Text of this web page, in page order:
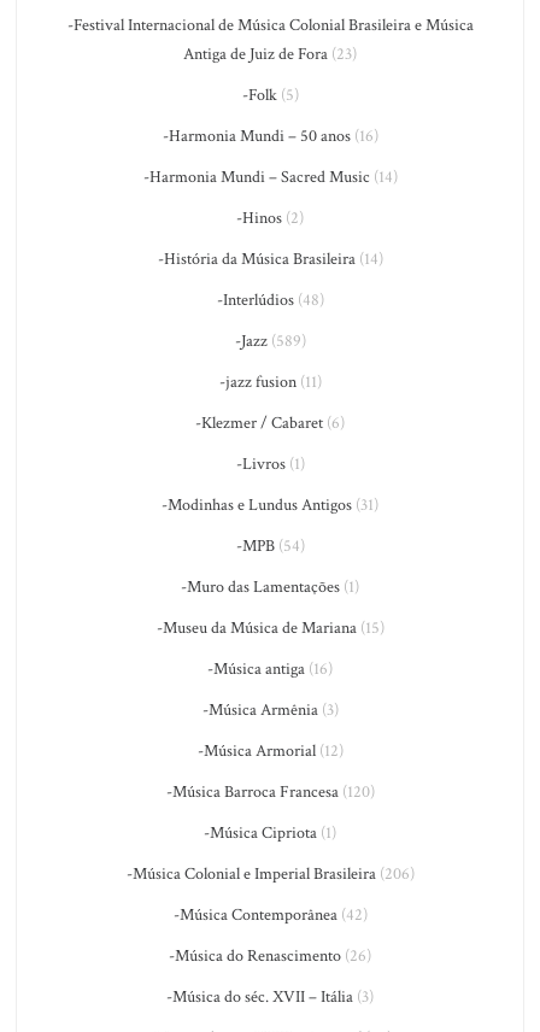
-Festival Internacional de Música Colonial Brasileira e Música
Antiga de Juiz de Fora (23)
-Folk(5)
-Harmonia Mundi – 50 anos(16)
-Harmonia Mundi – Sacred Music (14)
-Hinos (2)
-História da Música Brasileira(14)
-Interlúdios(48)
-Jazz(589)
-jazz fusion(11)
-Klezmer / Cabaret (6)
-Livros(1)
-Modinhas e Lundus Antigos (31)
-MPB(54)
-Muro das Lamentações (1)
-Museu da Música de Mariana(15)
-Música antiga (16)
-Música Armênia(3)
-Música Armorial(12)
-Música Barroca Francesa(120)
-Música Cipriota (1)
-Música Colonial e Imperial Brasileira(206)
-Música Contemporânea(42)
-Música do Renascimento (26)
-Música do séc. XVII – Itália (3)